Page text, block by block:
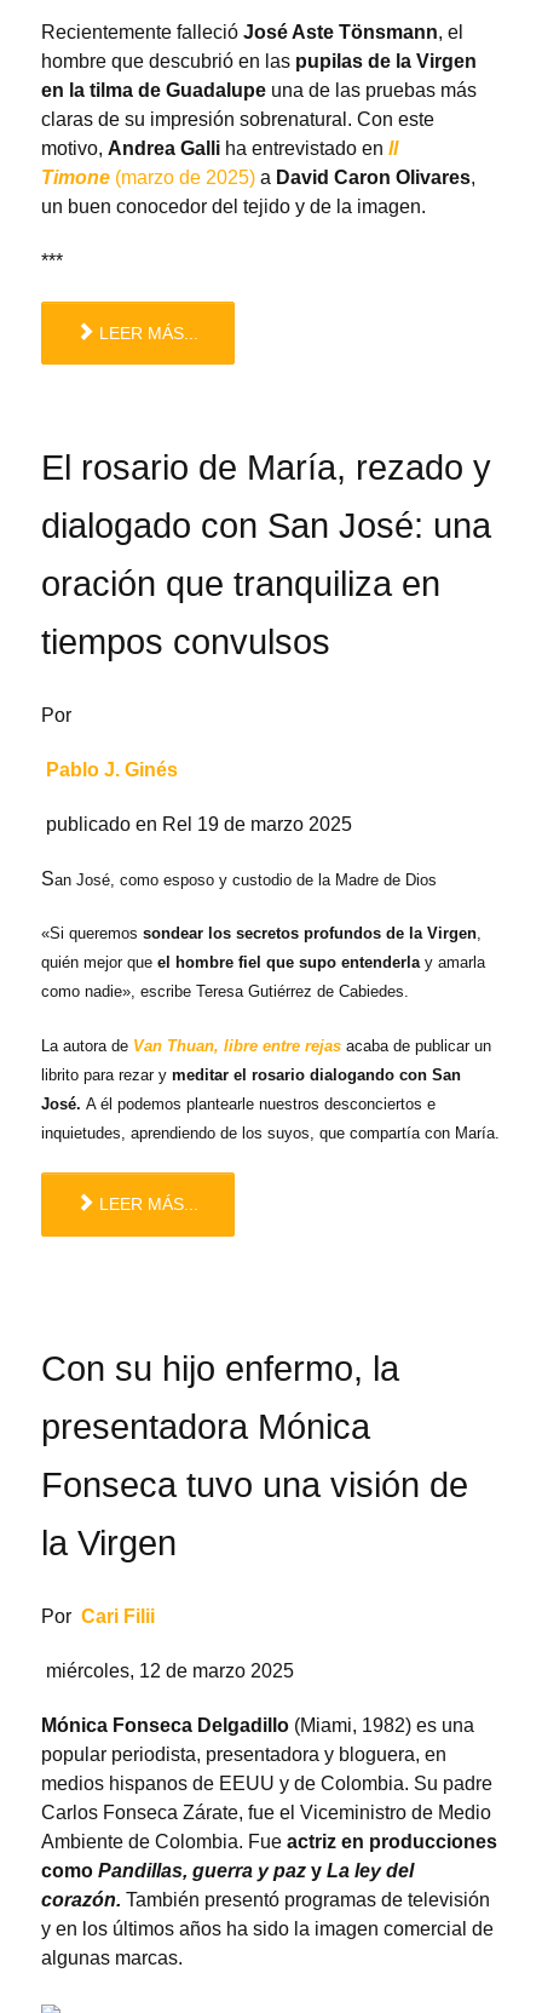
Recientemente falleció José Aste Tönsmann, el
hombre que descubrió en las pupilas de la Virgen
en la tilma de Guadalupe una de las pruebas más
claras de su impresión sobrenatural. Con este
motivo, Andrea Galli ha entrevistado en ll
Timone (marzo de 2025) a David Caron Olivares,
un buen conocedor del tejido y de la imagen.
***
LEER MÁS...
El rosario de María, rezado y
dialogado con San José: una
oración que tranquiliza en
tiempos convulsos
Por
Pablo J. Ginés
publicado en Rel 19 de marzo 2025
San José, como esposo y custodio de la Madre de Dios
«Si queremos sondear los secretos profundos de la Virgen,
quién mejor que el hombre fiel que supo entenderlay amarla
como nadie», escribe Teresa Gutiérrez de Cabiedes.
La autora de Van Thuan, libre entre rejas acaba de publicar un
librito para rezar y meditar el rosario dialogando con San
José. A él podemos plantearle nuestros desconciertos e
inquietudes, aprendiendo de los suyos, que compartía con María.
LEER MÁS...
Con su hijo enfermo, la
presentadora Mónica
Fonseca tuvo una visión de
la Virgen
Por Cari Filii
miércoles, 12 de marzo 2025
Mónica Fonseca Delgadillo (Miami, 1982) es una
popular periodista, presentadora y bloguera, en
medios hispanos de EEUU y de Colombia. Su padre
Carlos Fonseca Zárate, fue el Viceministro de Medio
Ambiente de Colombia. Fue actriz en producciones
como Pandillas, guerra y paz y La ley del
corazón. También presentó programas de televisión
y en los últimos años ha sido la imagen comercial de
algunas marcas.